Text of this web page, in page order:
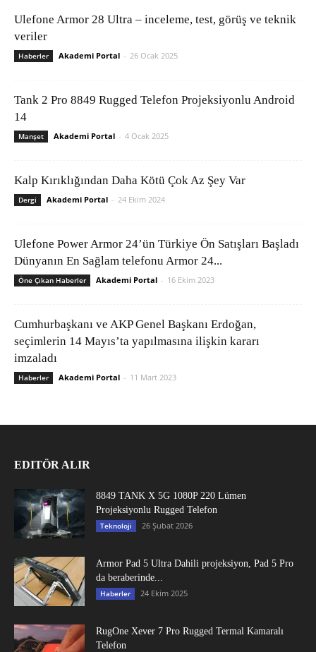
Ulefone Armor 28 Ultra – inceleme, test, görüş ve teknik
veriler
Haberler Akademi Portal - 26 Ocak 2025
Tank 2 Pro 8849 Rugged Telefon Projeksiyonlu Android
14
Manşet Akademi Portal - 4 Ocak 2025
Kalp Kırıklığından Daha Kötü Çok Az Şey Var
Dergi Akademi Portal - 24 Ekim 2024
Ulefone Power Armor 24’ün Türkiye Ön Satışları Başladı
Dünyanın En Sağlam telefonu Armor 24...
Öne Çıkan Haberler Akademi Portal - 16 Ekim 2023
Cumhurbaşkanı ve AKP Genel Başkanı Erdoğan,
seçimlerin 14 Mayıs’ta yapılmasına ilişkin kararı
imzaladı
Haberler Akademi Portal - 11 Mart 2023
EDITÖR ALIR
8849 TANK X 5G 1080P 220 Lümen
Projeksiyonlu Rugged Telefon
Teknoloji 26 Şubat 2026
Armor Pad 5 Ultra Dahili projeksiyon, Pad 5 Pro
da beraberinde...
Haberler 24 Ekim 2025
RugOne Xever 7 Pro Rugged Termal Kamaralı
Telefon